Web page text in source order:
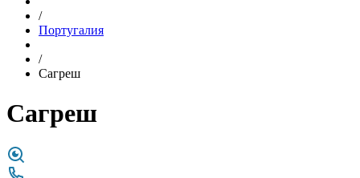
/
Португалия
/
Сагреш
Сагреш